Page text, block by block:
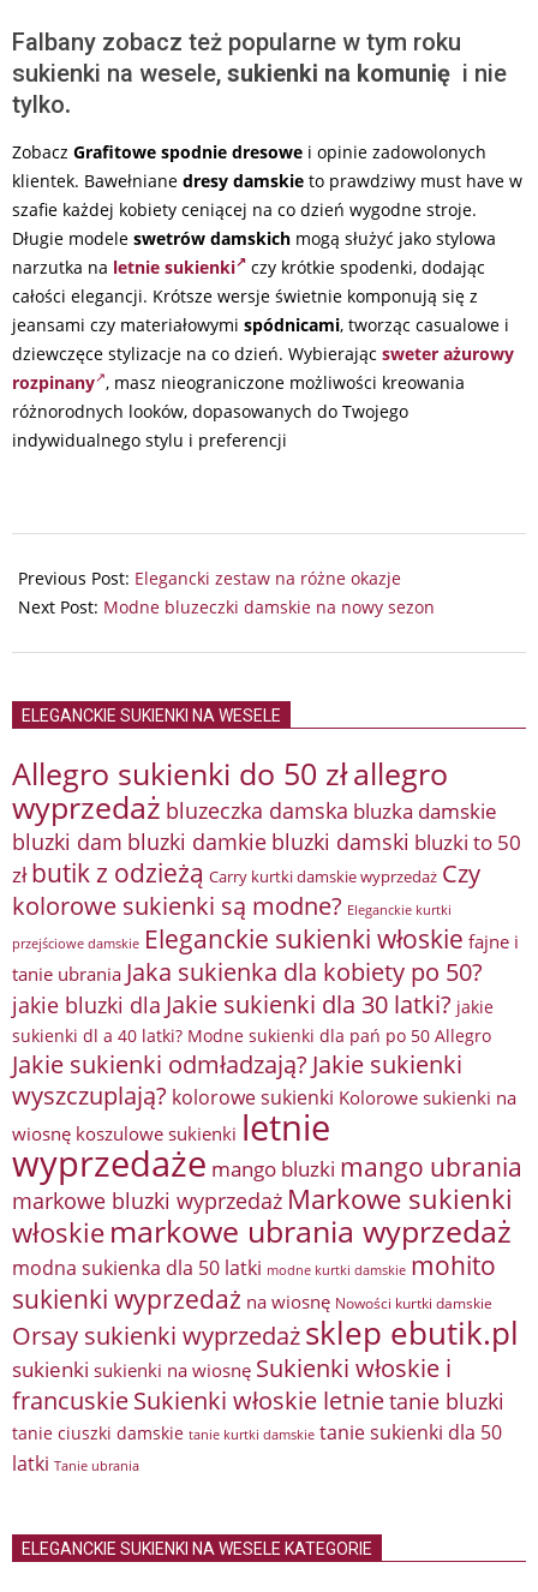
Falbany zobacz też popularne w tym roku
sukienki na wesele, sukienki na komunię i nie
tylko.
Zobacz Grafitowe spodnie dresowe i opinie zadowolonych
klientek. Bawełniane dresy damskie to prawdziwy must have w
szafie każdej kobiety ceniącej na co dzień wygodne stroje.
Długie modele swetrów damskich mogą służyć jako stylowa
narzutka na letnie sukienki
czy krótkie spodenki, dodając
całości elegancji. Krótsze wersje świetnie komponują się z
jeansami czy materiałowymi spódnicami, tworząc casualowe i
dziewczęce stylizacje na co dzień. Wybierając sweter ażurowy
rozpinany , masz nieograniczone możliwości kreowania
różnorodnych looków, dopasowanych do Twojego
indywidualnego stylu i preferencji
06-
19
Previous Post: Elegancki zestaw na różne okazje
Next Post: Modne bluzeczki damskie na nowy sezon
ELEGANCKIE SUKIENKI NA WESELE
Allegro sukienki do 50 złallegro
wyprzedaż bluzeczka damska bluzka damskie
bluzki dam bluzki damkie bluzki damski bluzki to 50
zł butik z odzieżą Carry kurtki damskie wyprzedaż Czy
kolorowe sukienki są modne? Eleganckie kurtki
przejściowe damskie Eleganckie sukienki włoskie fajne i
tanie ubrania Jaka sukienka dla kobiety po 50?
jakie bluzki dla Jakie sukienki dla 30 latki? jakie
sukienki dl a 40 latki? Modne sukienki dla pań po 50 Allegro
Jakie sukienki odmładzają? Jakie sukienki
wyszczuplają? kolorowe sukienki Kolorowe sukienki na
wiosnę koszulowe sukienki letnie
wyprzedaże mango bluzki mango ubrania
markowe bluzki wyprzedaż Markowe sukienki
włoskie markowe ubrania wyprzedaż
modna sukienka dla 50 latki modne kurtki damskie mohito
sukienki wyprzedaż na wiosnę Nowości kurtki damskie
Orsay sukienki wyprzedażsklep ebutik.pl
sukienki sukienki na wiosnę Sukienki włoskie i
francuskieSukienki włoskie letnietanie bluzki
tanie ciuszki damskie tanie kurtki damskie tanie sukienki dla 50
latki Tanie ubrania
ELEGANCKIE SUKIENKI NA WESELE KATEGORIE